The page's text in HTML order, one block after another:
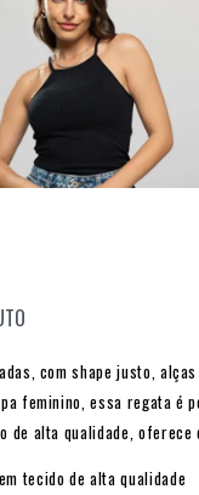
com shape justo,
feminino, essa regata é
de alta qualidade,
tecido de alta qualidade